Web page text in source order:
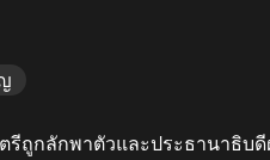
ถูกลักพาตัวและประธานาธิบ